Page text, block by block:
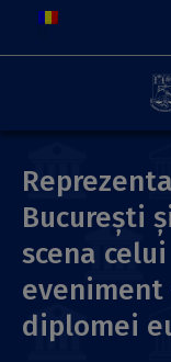
București
scena
diplomei